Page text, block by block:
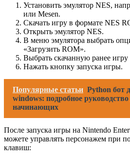
Установить эмулятор NES,
или Mesen.
Скачать игру в формате NES
Открыть эмулятор NES.
В меню эмулятора выбрать
«Загрузить ROM».
Выбрать скачанную ранее
Нажать кнопку запуска игры.
Популярные статьи Python бот
windows: подробное
начинающих
После запуска игры на Nintendo
можете управлять персонажем при
клавиш: